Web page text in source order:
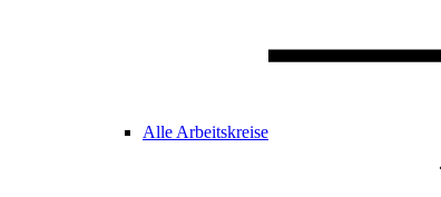
Alle Arbeitskreise